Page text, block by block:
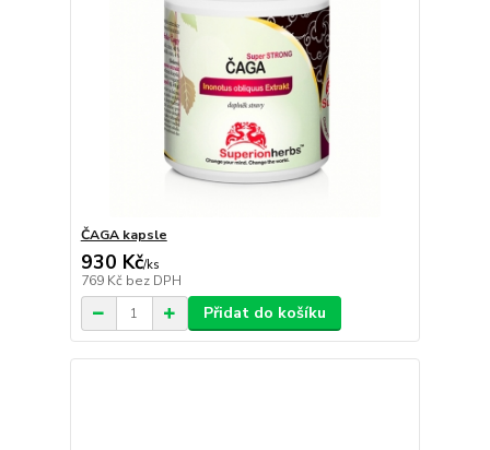
ČAGA kapsle
930 Kč/ks
769 Kč bez DPH
Přidat do košíku